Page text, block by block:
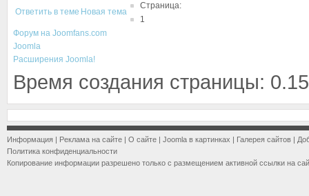
Ответить в теме Новая тема
Страница:
1
Форум на Joomfans.com
Joomla
Расширения Joomla!
Время создания страницы:
Информация | Реклама на сайте | О сайте | Joomla в картинках | Галерея сайтов |
Политика конфиденциальности
Копирование информации разрешено только с размещением активной ссылки на